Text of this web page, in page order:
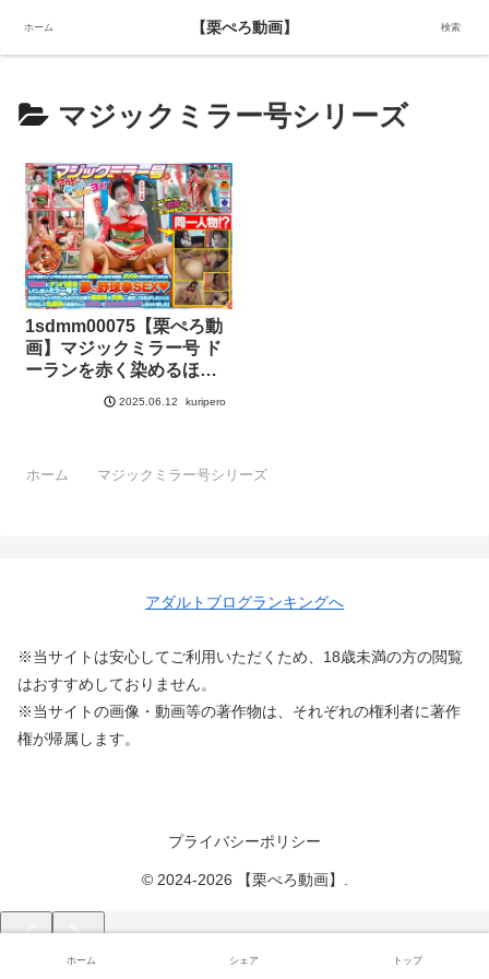
【栗ぺろ動画】
マジックミラー号シリーズ
1sdmm00075【栗ぺろ動
画】マジックミラー号 ド
ーランを赤く染めるほど
恥ずかしがる芸妓さんと
夢の野球拳SEX
2025.06.12 kuripero
ホーム マジックミラー号シリーズ
アダルトブログランキングへ
※当サイトは安心してご利用いただくため、18歳未満の方の閲覧
はおすすめしておりません。
※当サイトの画像・動画等の著作物は、それぞれの権利者に著作
権が帰属します。
プライバシーポリシー
© 2024-2026 【栗ぺろ動画】.
ホーム 【栗ぺろ動画】 検索
ホーム シェア トップ